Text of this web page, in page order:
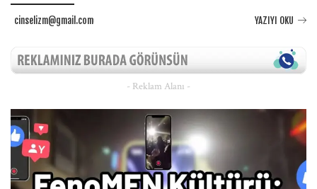
cinselizm@gmail.com YAZIYI OKU
- Reklam Alanı -